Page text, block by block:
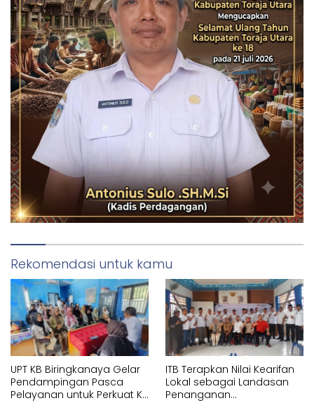
Rekomendasi untuk kamu
UPT KB Biringkanaya Gelar
Pendampingan Pasca
Pelayanan untuk Perkuat KB
ITB Terapkan Nilai Kearifan
Lokal sebagai Landasan
Penanganan